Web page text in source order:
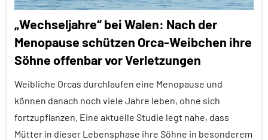
Ernährung
Forschung
aktuell
Lernen
und
Soziale
Beziehungen
„Wechseljahre“ bei Walen: Nach der
Menopause schützen Orca-Weibchen ihre
Söhne offenbar vor Verletzungen
Weibliche Orcas durchlaufen eine Menopause und
können danach noch viele Jahre leben, ohne sich
fortzupflanzen. Eine aktuelle Studie legt nahe, dass
Mütter in dieser Lebensphase ihre Söhne in besonderem